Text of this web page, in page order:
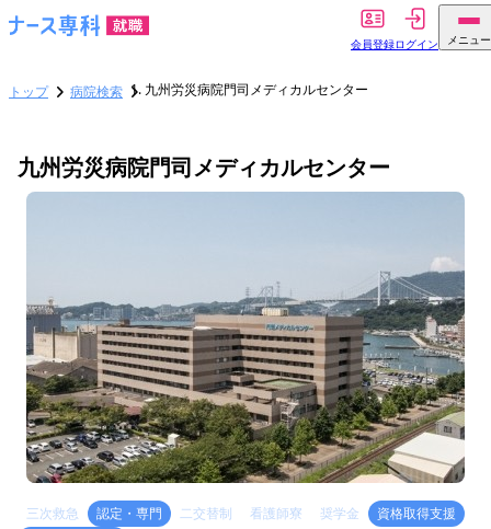
会員登録ログイン メニュー
トップ 病院検索 九州労災病院門司メディカルセンター
九州労災病院門司メディカルセンター
三次救急 認定・専門 二交替制 看護師寮 奨学金
資格取得支援